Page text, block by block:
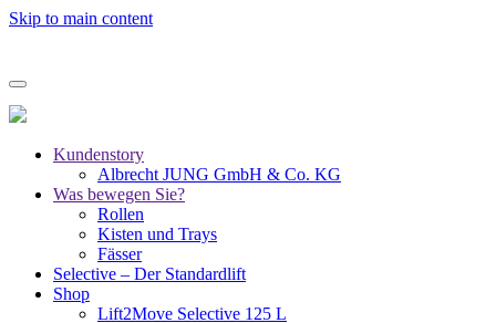
Skip to main content
Kundenstory
Albrecht JUNG GmbH & Co. KG
Was bewegen Sie?
Rollen
Kisten und Trays
Fässer
Selective – Der Standardlift
Shop
Lift2Move Selective 125 L